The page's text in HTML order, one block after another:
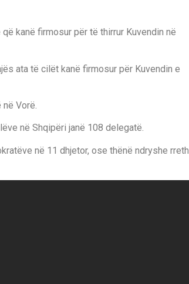
kanë firmosur për të thirrur Kuvendin në
ata të cilët kanë firmosur për Kuvendin e
Vorë.
në Shqipëri janë 108 delegatë.
në 11 dhjetor, ose thënë ndryshe rreth